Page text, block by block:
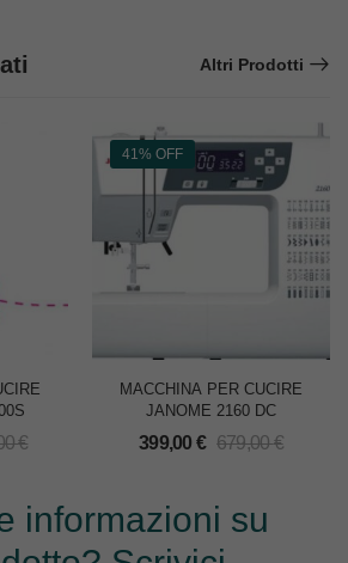
Altri Prodotti
€
41% OFF
MACCHINA PER CUCIRE
JANOME 2160 DC
399,00 € 679,00€
informazioni su